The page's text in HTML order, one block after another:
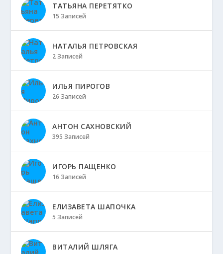
ТАТЬЯНА ПЕРЕТЯТКО
15 Записей
НАТАЛЬЯ ПЕТРОВСКАЯ
2 Записей
ИЛЬЯ ПИРОГОВ
26 Записей
АНТОН САХНОВСКИЙ
395 Записей
ИГОРЬ ПАЩЕНКО
16 Записей
ЕЛИЗАВЕТА ШАПОЧКА
5 Записей
ВИТАЛИЙ ШЛЯГА